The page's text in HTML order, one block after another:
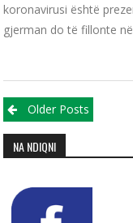
koronavirusi është
gjerman do të fillonte
Posts navigation
Older Posts
NA NDIQNI